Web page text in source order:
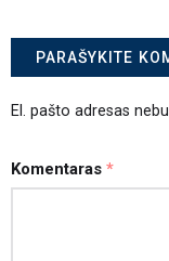
PARAŠYKITE
El. pašto adresas
Komentaras *